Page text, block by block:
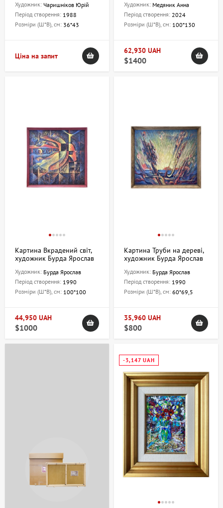
Художник: Чаришніков Юрій
Період створення: 1988
Розміри (Ш*В), см: 36*43
Ціна на запит
Художник: Медяник Анна
Період створення: 2024
Розміри (Ш*В), см: 100*130
62,930 UAH
$1400
Картина Вкрадений світ,
художник Бурда Ярослав
Художник: Бурда Ярослав
Період створення: 1990
Розміри (Ш*В), см: 100*100
44,950 UAH
$1000
Картина Труби на дереві,
художник Бурда Ярослав
Художник: Бурда Ярослав
Період створення: 1990
Розміри (Ш*В), см: 60*69,5
35,960 UAH
$800
-3,147 UAH